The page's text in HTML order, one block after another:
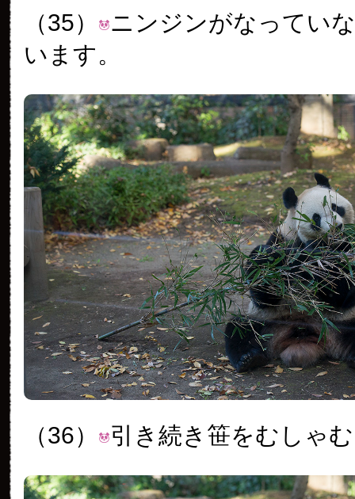
（35）
ニンジンがなってい
います。
（36） 引き続き笹をむしゃ